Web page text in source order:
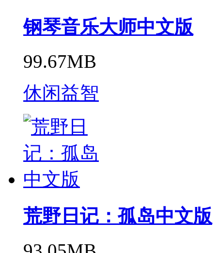
钢琴音乐大师中文版
99.67MB
休闲益智
荒野日记：孤岛中文版